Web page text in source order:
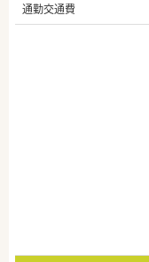
通勤交通費